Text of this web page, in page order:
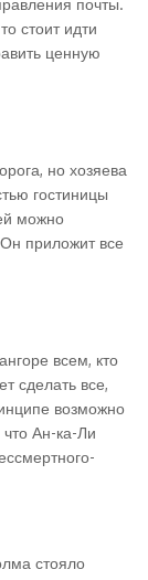
почты.
стоит идти
ценную
но хозяева
гостиницы
можно
приложит все
всем, кто
сделать все,
возможно
Ан-ка-Ли
стояло